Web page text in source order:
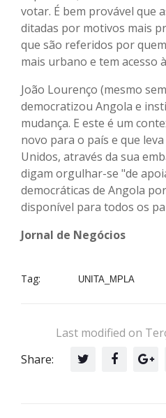
votar. É bem provável que
ditadas por motivos mais
que são referidos por
mais urbano e tem acesso
João Lourenço (mesmo
democratizou Angola e
mudança. E este é um
novo para o país e que
Unidos, através da sua
digam orgulhar-se "de
democráticas de Angola
disponível para todos os
Jornal de Negócios
Tag: UNITA_MPLA
Last modified on
Share: